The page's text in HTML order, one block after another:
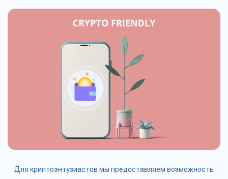
Для криптоэнтузиастов мы предоставляем возможность